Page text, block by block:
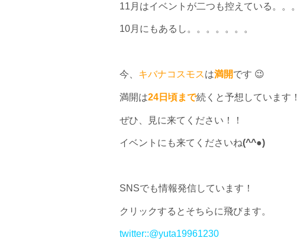
11月はイベントが二つも控えている。。。
10月にもあるし。。。。。。。
今、 キバナコスモスは満開です 😉
満開は24日頃まで続くと予想しています！
ぜひ、見に来てください！！
イベントにも来てくださいね(^^●)
SNSでも情報発信しています！
クリックするとそちらに飛びます。
twitter::@yuta19961230